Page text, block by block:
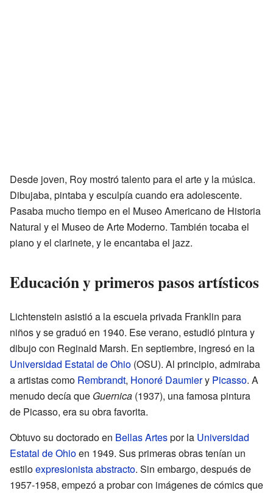
Desde joven, Roy mostró talento para el arte y la música.
Dibujaba, pintaba y esculpía cuando era adolescente.
Pasaba mucho tiempo en el Museo Americano de Historia
Natural y el Museo de Arte Moderno. También tocaba el
piano y el clarinete, y le encantaba el jazz.
Educación y primeros pasos artísticos
Lichtenstein asistió a la escuela privada Franklin para
niños y se graduó en 1940. Ese verano, estudió pintura y
dibujo con Reginald Marsh. En septiembre, ingresó en la
Universidad Estatal de Ohio (OSU). Al principio, admiraba
a artistas como Rembrandt, Honoré Daumiery Picasso. A
menudo decía que Guernica (1937), una famosa pintura
de Picasso, era su obra favorita.
Obtuvo su doctorado en Bellas Artespor la Universidad
Estatal de Ohioen 1949. Sus primeras obras tenían un
estiloexpresionista abstracto. Sin embargo, después de
1957-1958, empezó a probar con imágenes de cómics que